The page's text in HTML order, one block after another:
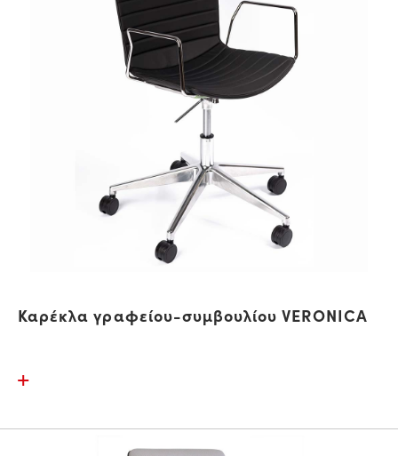
Καρέκλα γραφείου-συμβουλίου VERONICA